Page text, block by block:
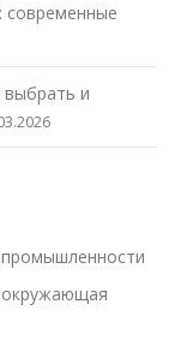
современные
выбрать и